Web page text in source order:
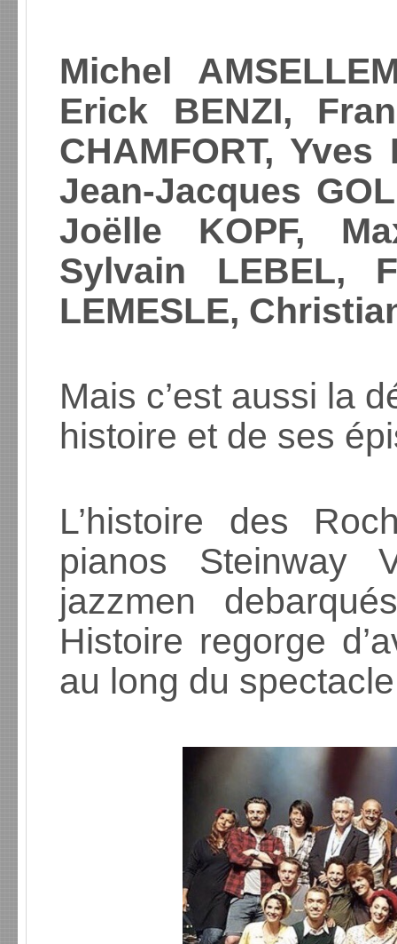
Michel
Erick BENZI,
CHAMFORT, Yves
Jean-Jacques
Joëlle KOPF,
Sylvain LEBEL,
LEMESLE,
Mais c’est aussi la
histoire et de ses
L’histoire des
pianos Steinway
jazzmen
Histoire regorge
au long du